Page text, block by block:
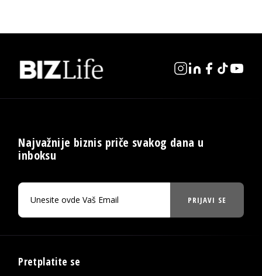
Najvažnije biznis priče svakog dana u
inboksu
PRIJAVI SE
Pretplatite se